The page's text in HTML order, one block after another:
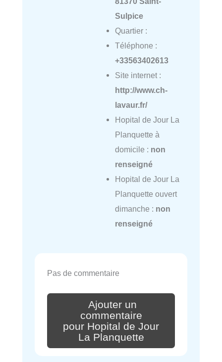
Sulpice
Quartier :
Téléphone :
+33563402613
Site internet :
http://www.ch-
lavaur.fr/
Hopital de Jour La
Planquette à
domicile : non
renseigné
Hopital de Jour La
Planquette ouvert
dimanche : non
renseigné
Pas de commentaire
Ajouter un
commentaire
pour Hopital de Jour
La Planquette